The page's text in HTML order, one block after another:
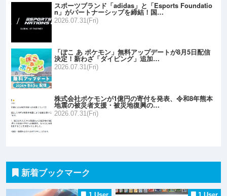
スポーツブランド「adidas」と「Esports Foundatio
n」がパートナーシップを締結！国…
2026.07.31(Fri)
「ぽこ あ ポケモン」無料アップデートが8月5日配信
決定！新わざ「ダイビング」追加…
2026.07.31(Fri)
株式会社ポケモンが1億円の寄付を発表、令和8年熊本
地震の被災者支援・被災地復興の…
2026.07.31(Fri)
新着ブックマーク